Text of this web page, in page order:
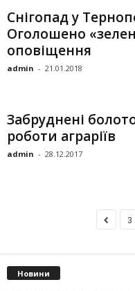
Снігопад у
Оголошено
оповіщення
admin - 21.01.2018
Забруднені
роботи аграріїв
admin - 28.12.2017
3
Новини